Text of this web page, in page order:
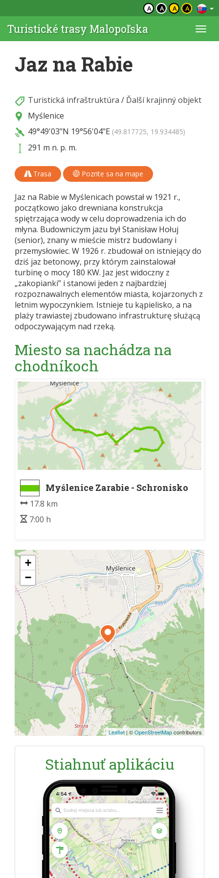
A A A A
Turistické trasy Malopoľska
Jaz na Rabie
Turistická infraštruktúra / Ďalší krajinný objekt
Myślenice
49°49'03"N 19°56'04"E (49.817725, 19.934485)
291 m n. p. m.
Trasa Pozrite sa na mape
Jaz na Rabie w Myślenicach powstał w 1921 r.,
początkowo jako drewniana konstrukcja
spiętrzająca wody w celu doprowadzenia ich do
młyna. Budowniczym jazu był Stanisław Hołuj
(senior), znany w mieście mistrz budowlany i
przemysłowiec. W 1926 r. zbudował on istniejący do
dziś jaz betonowy, przy którym zainstalował
turbinę o mocy 180 KW. Jaz jest widoczny z
„zakopianki” i stanowi jeden z najbardziej
rozpoznawalnych elementów miasta, kojarzonych z
letnim wypoczynkiem. Istnieje tu kąpielisko, a na
plaży trawiastej zbudowano infrastrukturę służącą
odpoczywającym nad rzeką.
Miesto sa nachádza na
chodníkoch
Myślenice Zarabie - Schronisko
PTTK na Kudłaczach
17.8 km
7:00 h
+
−
Leaflet|©OpenStreetMapcontributors
Stiahnuť aplikáciu